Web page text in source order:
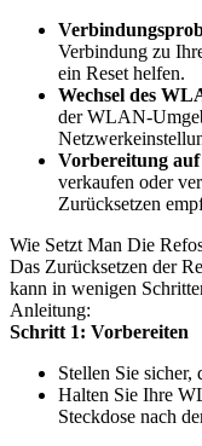
Verbindung zu
ein Reset helfen.
Wechsel des
der WLAN-
Vorbereitung
verkaufen oder
Zurücksetzen
Wie Setzt Man Die
Das Zurücksetzen der
kann in wenigen
Anleitung:
Schritt 1: Vorbereiten
Stellen Sie sicher,
Halten Sie Ihre
Steckdose nach